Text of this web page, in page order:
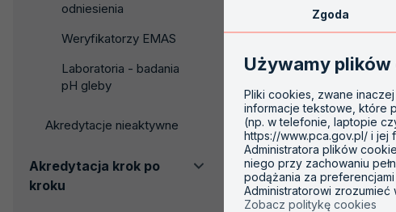
odniesienia
Weryfikatorzy EMAS
Laboratoria - badania
pH gleby
Akredytacje nieaktywne
Akredytacja krok po
kroku
Zgoda
Używamy plików
Pliki cookies, zwane
informacje tekstowe, które
(np. w telefonie, laptopie
https://www.pca.gov.pl/ i jej
Administratora plików
niego przy zachowaniu
podążania za
Administratorowi
Zobacz politykę cookies